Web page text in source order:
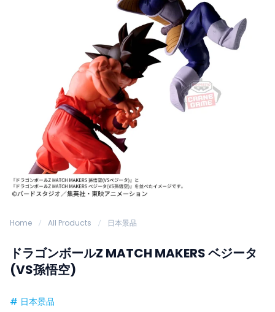
Home All Products 日本景品
ドラゴンボールZ MATCH MAKERS ベジータ
(VS孫悟空)
# 日本景品